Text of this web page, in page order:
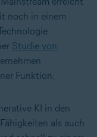
noch in einem
Studie von
Funktion.
KI in den
als auch